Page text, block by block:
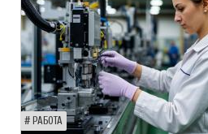
РАБОТА